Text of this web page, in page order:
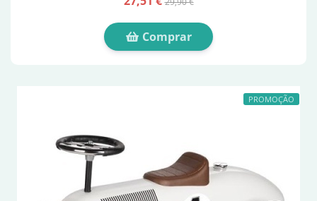
Comprar
PROMOÇÃO